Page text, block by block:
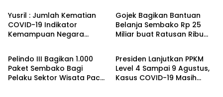
Yusril : Jumlah Kematian
COVID-19 Indikator
Kemampuan Negara
Gojek Bagikan Bantuan
Belanja Sembako Rp 25
Miliar buat Ratusan Ribu
Ekbis
Pelindo III Bagikan 1.000
Paket Sembako Bagi
Pelaku Sektor Wisata Pacet
Headline
Presiden Lanjutkan PPKM
Level 4 Sampai 9 Agustus,
Kasus COVID-19 Masih
Headline Headline